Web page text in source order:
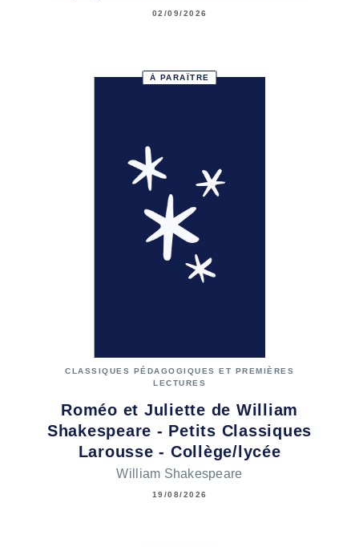
02/09/2026
À PARAÎTRE
CLASSIQUES PÉDAGOGIQUES ET PREMIÈRES
LECTURES
Roméo et Juliette de William
Shakespeare - Petits Classiques
Larousse - Collège/lycée
William Shakespeare
19/08/2026